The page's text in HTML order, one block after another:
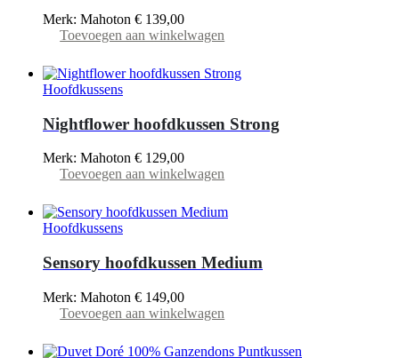
gekozen
worden
de
Merk: Mahoton € 139,00
Toevoegen aan winkelwagen
Hoofdkussens
Nightflower hoofdkussen Strong
Merk: Mahoton € 129,00
Toevoegen aan winkelwagen
Hoofdkussens
Sensory hoofdkussen Medium
Merk: Mahoton € 149,00
Toevoegen aan winkelwagen